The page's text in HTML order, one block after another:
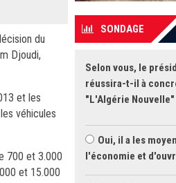
du
Djoudi,
et les
véhicules
700 et 3.000
et 15.000
SONDAGE
Selon vous, le
réussira-t-il à
"L'Algérie Nouvelle"
Oui, il a les
l'économie et